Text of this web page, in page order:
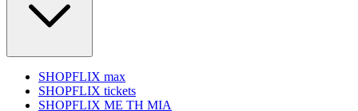
SHOPFLIX max
SHOPFLIX tickets
SHOPFLIX ΜΕ ΤΗ ΜΙΑ